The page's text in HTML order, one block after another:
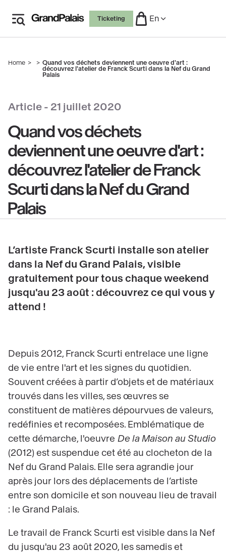
main
Ticketing En
Breadcrumb
Home
Quand vos déchets deviennent une oeuvre d'art :
découvrez l'atelier de Franck Scurti dans la Nef du Grand
Palais
Article - 21 juillet 2020
Quand vos déchets
deviennent une oeuvre d'art :
découvrez l'atelier de Franck
Scurti dans la Nef du Grand
Palais
L’artiste Franck Scurti installe son atelier
dans la Nef du Grand Palais, visible
gratuitement pour tous chaque weekend
jusqu'au 23 août : découvrez ce qui vous y
attend !
Depuis 2012, Franck Scurti entrelace une ligne
de vie entre l'art et les signes du quotidien.
Souvent créées à partir d’objets et de matériaux
trouvés dans les villes, ses œuvres se
constituent de matières dépourvues de valeurs,
redéfinies et recomposées. Emblématique de
cette démarche, l'oeuvre De la Maison au Studio
(2012) est suspendue cet été au clocheton de la
Nef du Grand Palais. Elle sera agrandie jour
après jour lors des déplacements de l’artiste
entre son domicile et son nouveau lieu de travail
: le Grand Palais.
Le travail de Franck Scurti est visible dans la Nef
du jusqu'au 23 août 2020, les samedis et